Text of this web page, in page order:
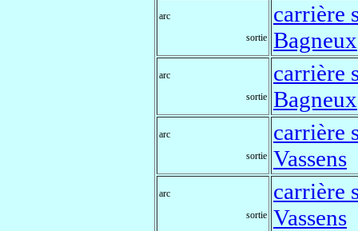
arc
sortie
carrière
Bagneux
arc
sortie
carrière
Bagneux
arc
sortie
carrière
Vassens
arc
sortie
carrière
Vassens